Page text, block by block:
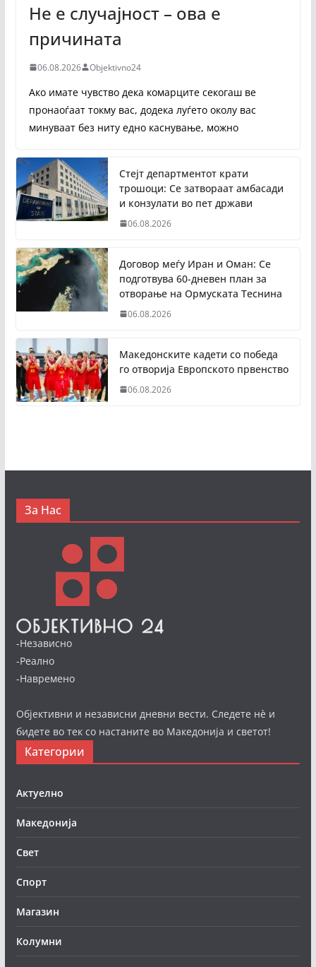
Не е случајност – ова е
причината
06.08.2026 Objektivno24
Ако имате чувство дека комарците секогаш ве
пронаоѓаат токму вас, додека луѓето околу вас
минуваат без ниту едно каснување, можно
Стејт департментот крати
трошоци: Се затвораат амбасади
и конзулати во пет држави
06.08.2026
Договор меѓу Иран и Оман: Се
подготвува 60-дневен план за
отворање на Ормуската Теснина
06.08.2026
Македонските кадети со победа
го отворија Европското првенство
06.08.2026
За Нас
-Независно
-Реално
-Навремено
Објективни и независни дневни вести. Следете нè и
бидете во тек со настаните во Македонија и светот!
Категории
Актуелно
Македонија
Свет
Спорт
Магазин
Колумни